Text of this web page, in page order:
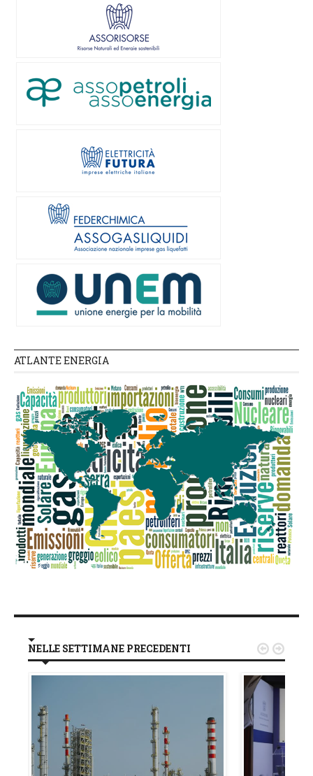
ATLANTE ENERGIA
NELLE SETTIMANE PRECEDENTI  